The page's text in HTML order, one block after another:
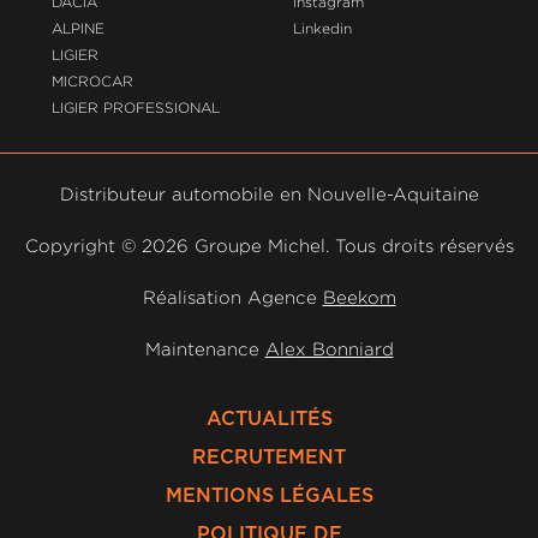
ALPINE
LIGIER
MICROCAR
LIGIER PROFESSIONAL
Linkedin
Distributeur automobile en Nouvelle-Aquitaine
Copyright © 2026 Groupe Michel. Tous droits réservés
Réalisation Agence Beekom
Maintenance Alex Bonniard
ACTUALITÉS
RECRUTEMENT
MENTIONS LÉGALES